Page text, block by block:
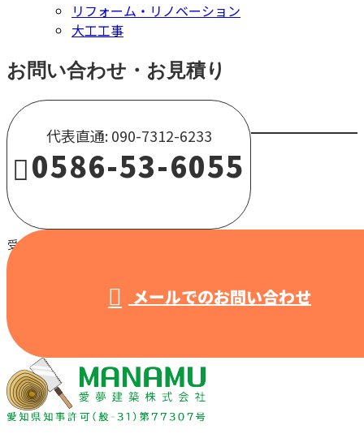
リフォーム・リノベーション
大工工事
お問い合わせ・お見積り
代表直通: 090-7312-6233
0586-53-6055
受付 / 8:00～18:00 【営業電話固くお断り】
メールでのお問い合わせ